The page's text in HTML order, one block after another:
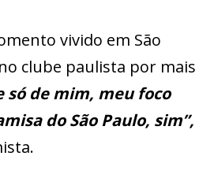
vivido em São
clube paulista por mais
só de mim, meu foco
do São Paulo, sim”,